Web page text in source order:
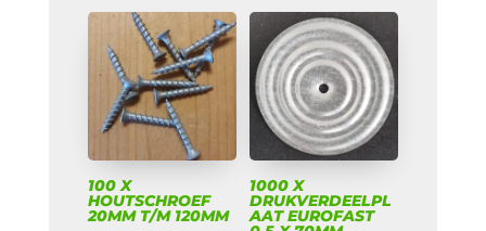
100 X
HOUTSCHROEF
20MM T/M 120MM
1000 X
DRUKVERDEELPL
AAT EUROFAST